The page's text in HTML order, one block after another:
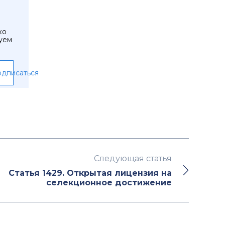
Следующая статья
Статья 1429. Открытая лицензия на
селекционное достижение